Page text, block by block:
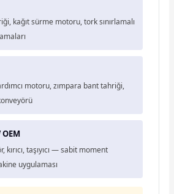
kağıt sürme motoru, tork sınırlamalı
motoru, zımpara bant tahriği,
kırıcı, taşıyıcı — sabit moment
uygulaması